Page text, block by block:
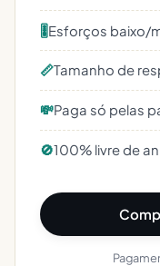
🎚️Esforços baixo/
📏Tamanho de
💸Paga só pelas
🚫100% livre de